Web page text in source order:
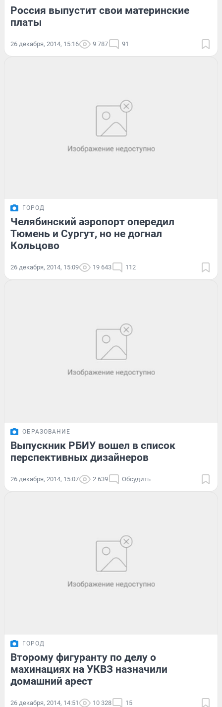
Россия выпустит свои материнские
платы
26 декабря, 2014, 15:16 9 787 91
ГОРОД
Челябинский аэропорт опередил
Тюмень и Сургут, но не догнал
Кольцово
26 декабря, 2014, 15:09 19 643 112
ОБРАЗОВАНИЕ
Выпускник РБИУ вошел в список
перспективных дизайнеров
26 декабря, 2014, 15:07 2 639 Обсудить
ГОРОД
Второму фигуранту по делу о
махинациях на УКВЗ назначили
домашний арест
26 декабря, 2014, 14:51 10 328 15